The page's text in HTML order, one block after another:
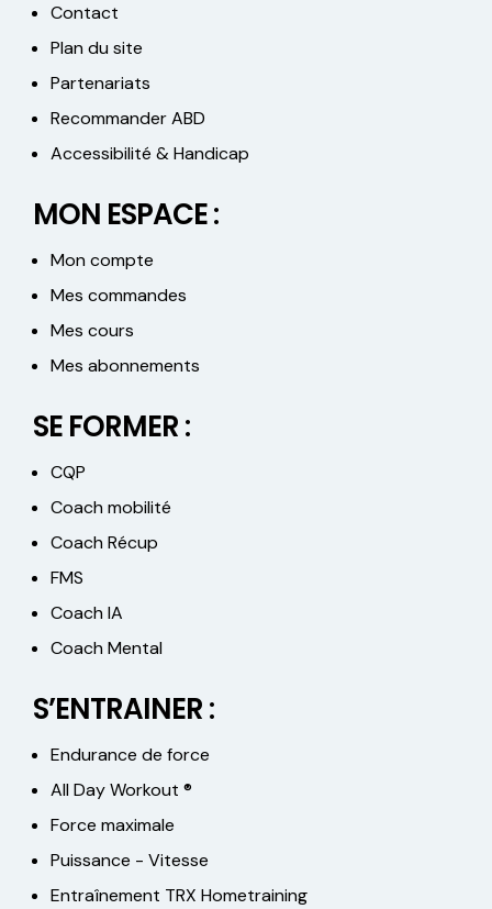
Contact
Plan du site
Partenariats
Recommander ABD
Accessibilité & Handicap
MON ESPACE :
Mon compte
Mes commandes
Mes cours
Mes abonnements
SE FORMER :
CQP
Coach mobilité
Coach Récup
FMS
Coach IA
Coach Mental
S’ENTRAINER :
Endurance de force
All Day Workout ®
Force maximale
Puissance - Vitesse
Entraînement TRX Hometraining